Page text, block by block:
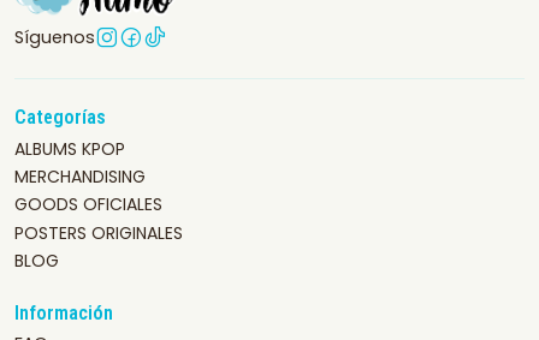
Síguenos
Categorías
ALBUMS KPOP
MERCHANDISING
GOODS OFICIALES
POSTERS ORIGINALES
BLOG
Información